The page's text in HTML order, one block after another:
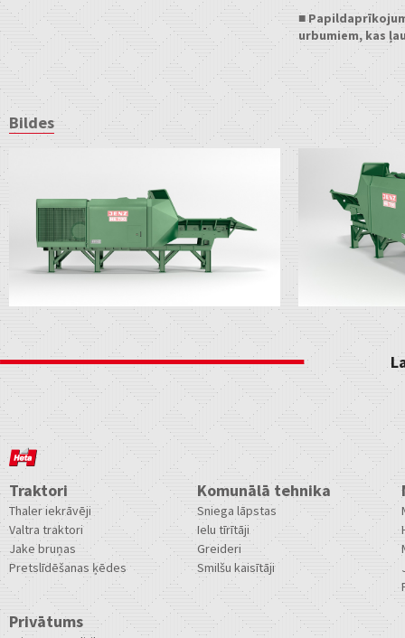
■
urbumiem, kas
Bildes
Traktori
Thaler iekrāvēji
Valtra traktori
Jake bruņas
Pretslīdēšanas ķēdes
Komunālā tehnika
Sniega lāpstas
Ielu tīrītāji
Greideri
Smilšu kaisītāji
Privātums